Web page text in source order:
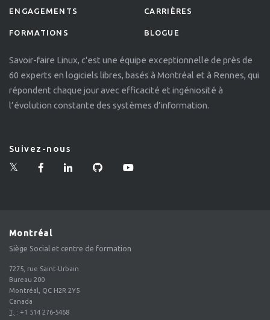
ENGAGEMENTS
FORMATIONS
CARRIÈRES
BLOGUE
Savoir-faire Linux, c'est une équipe exceptionnelle de près de
60 experts en logiciels libres, basés à Montréal et à Rennes, qui
répondent chaque jour avec efficacité et ingéniosité à
l’évolution constante des systèmes d’information.
Suivez-nous
Montréal
Siège Social et centre de formation
7275, rue Saint-Urbain
Bureau 200
Montréal, QC H2R 2Y5
Canada
T. : +1 514 276-5468